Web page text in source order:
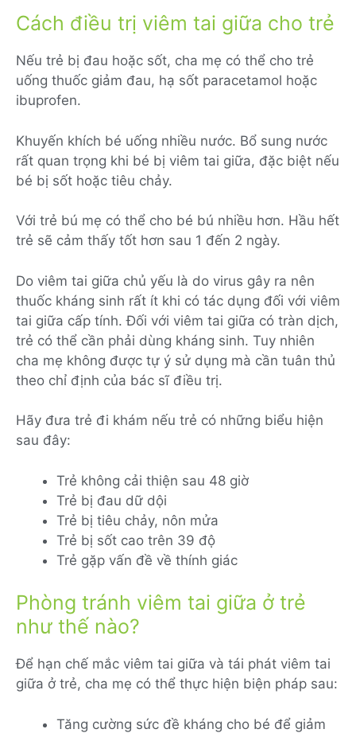
Cách điều trị viêm tai giữa cho trẻ
Nếu trẻ bị đau hoặc sốt, cha mẹ có thể cho trẻ
uống thuốc giảm đau, hạ sốt paracetamol hoặc
ibuprofen.
Khuyến khích bé uống nhiều nước. Bổ sung nước
rất quan trọng khi bé bị viêm tai giữa, đặc biệt nếu
bé bị sốt hoặc tiêu chảy.
Với trẻ bú mẹ có thể cho bé bú nhiều hơn. Hầu hết
trẻ sẽ cảm thấy tốt hơn sau 1 đến 2 ngày.
Do viêm tai giữa chủ yếu là do virus gây ra nên
thuốc kháng sinh rất ít khi có tác dụng đối với viêm
tai giữa cấp tính. Đối với viêm tai giữa có tràn dịch,
trẻ có thể cần phải dùng kháng sinh. Tuy nhiên
cha mẹ không được tự ý sử dụng mà cần tuân thủ
theo chỉ định của bác sĩ điều trị.
Hãy đưa trẻ đi khám nếu trẻ có những biểu hiện
sau đây:
Trẻ không cải thiện sau 48 giờ
Trẻ bị đau dữ dội
Trẻ bị tiêu chảy, nôn mửa
Trẻ bị sốt cao trên 39 độ
Trẻ gặp vấn đề về thính giác
Phòng tránh viêm tai giữa ở trẻ
như thế nào?
Để hạn chế mắc viêm tai giữa và tái phát viêm tai
giữa ở trẻ, cha mẹ có thể thực hiện biện pháp sau:
Tăng cường sức đề kháng cho bé để giảm